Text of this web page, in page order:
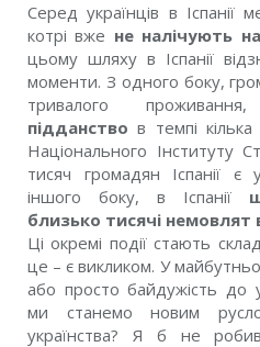
Серед українців в Іспанії
котрі вже не налічують
цьому шляху в Іспанії
моменти. З одного боку,
тривалого
підданство в темпі
Національного Інституту
тисяч громадян Іспанії
іншого боку, в Іспанії
близько тисячі немовлят
Ці окремі події стають
це – є викликом. У
або просто байдужість до
ми станемо новим
українства? Я б не